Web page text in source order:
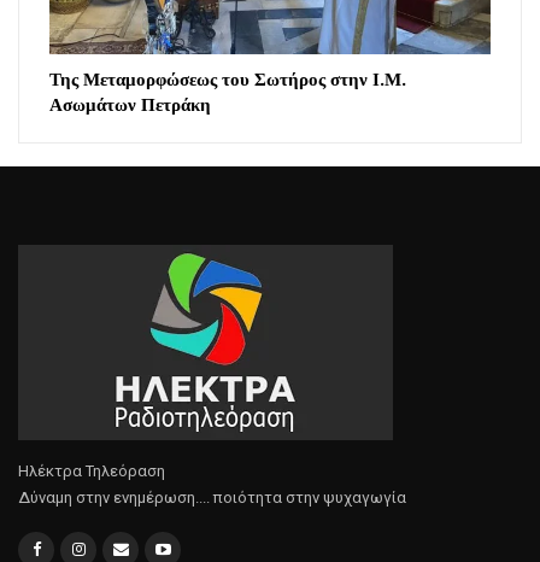
Της Μεταμορφώσεως του Σωτήρος στην Ι.Μ.
Ασωμάτων Πετράκη
Ηλέκτρα Τηλεόραση
Δύναμη στην ενημέρωση.... ποιότητα στην ψυχαγωγία